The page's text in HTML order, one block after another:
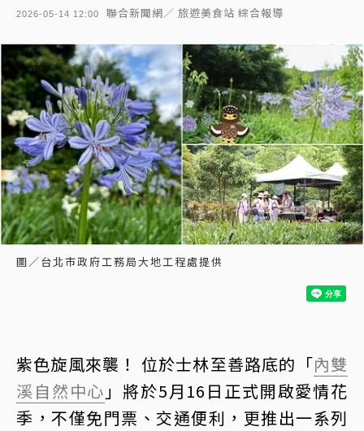
2026-05-14 12:00 聯合新聞網／ 旅遊美食站 綜合報導
圖／台北市政府工務局大地工程處提供
紫色旋風來襲！ 位於士林至善路底的「內雙
溪自然中心 」將於5月16日正式開啟愛情花
季，不僅免門票、交通便利，更推出一系列